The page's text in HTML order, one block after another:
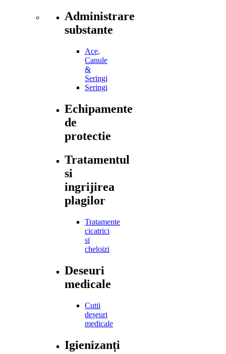
Administrare
substante
Ace,
Canule
&
Seringi
Seringi
Echipamente
de
protectie
Tratamentul
si
ingrijirea
plagilor
Tratamente
cicatrici
si
cheloizi
Deseuri
medicale
Cutii
deșeuri
medicale
Igienizanți